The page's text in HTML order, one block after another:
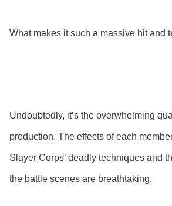
What makes it such a massive hit and
Undoubtedly, it’s the overwhelming
production. The effects of each
Slayer Corps’ deadly techniques and
the battle scenes are breathtaking.